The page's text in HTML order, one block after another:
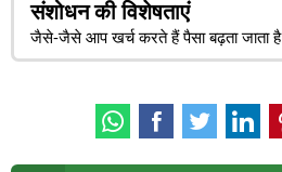
संशोधन की विशेषताएं
जैसे-जैसे आप खर्च करते हैं पैसा बढ़ता जाता है